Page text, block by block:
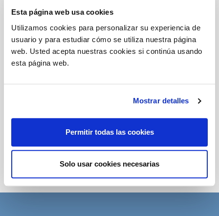
Esta página web usa cookies
Utilizamos cookies para personalizar su experiencia de
usuario y para estudiar cómo se utiliza nuestra página
web. Usted acepta nuestras cookies si continúa usando
esta página web.
Mostrar detalles
Permitir todas las cookies
Solo usar cookies necesarias
tiempos!
Puedes descargarlo en este enlace:
https://www.dvo.it/es/descarga
nuestras Oficinas de Ventas.